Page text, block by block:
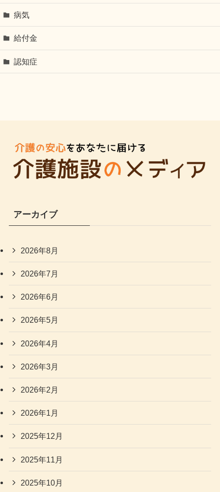
病気
給付金
認知症
アーカイブ
2026年8月
2026年7月
2026年6月
2026年5月
2026年4月
2026年3月
2026年2月
2026年1月
2025年12月
2025年11月
2025年10月